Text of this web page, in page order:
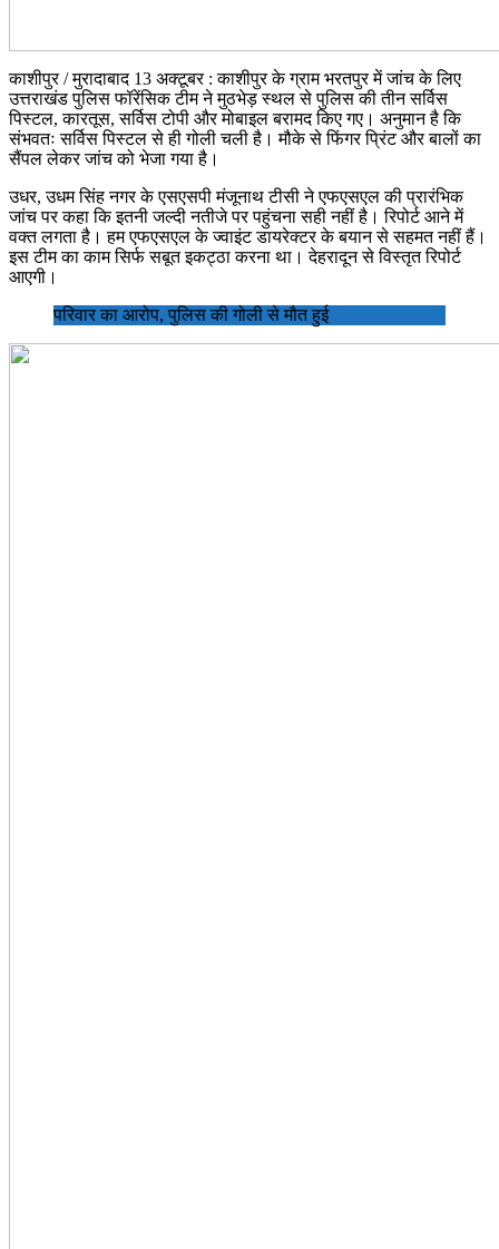
काशीपुर / मुरादाबाद 13 अक्टूबर : काशीपुर के ग्राम भरतपुर में जांच के लिए
उत्तराखंड पुलिस फॉरेंसिक टीम ने मुठभेड़ स्थल से पुलिस की तीन सर्विस
पिस्टल, कारतूस, सर्विस टोपी और मोबाइल बरामद किए गए। अनुमान है कि
संभवतः सर्विस पिस्टल से ही गोली चली है। मौके से फिंगर प्रिंट और बालों का
सैंपल लेकर जांच को भेजा गया है।
उधर, उधम सिंह नगर के एसएसपी मंजूनाथ टीसी ने एफएसएल की प्रारंभिक
जांच पर कहा कि इतनी जल्दी नतीजे पर पहुंचना सही नहीं है। रिपोर्ट आने में
वक्त लगता है। हम एफएसएल के ज्वाइंट डायरेक्टर के बयान से सहमत नहीं हैं।
इस टीम का काम सिर्फ सबूत इकट्ठा करना था। देहरादून से विस्तृत रिपोर्ट
आएगी।
परिवार का आरोप, पुलिस की गोली से मौत हुई